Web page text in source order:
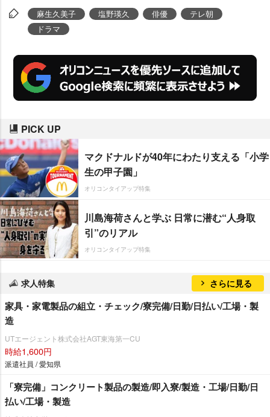
麻生久美子 塩野瑛久 俳優
テレ朝
ドラマ
PICK UP
マクドナルドが40年にわたり支える「小学
生の甲子園」
オリコンタイアップ特集
川島海荷さんと学ぶ 日常に潜む“人身取
引”のリアル
オリコンタイアップ特集
求人特集 さらに見る
家具・家電製品の組立・チェック/寮完備/日勤/日払い/工場・製
造
UTエージェント株式会社AGT東海第一CU
時給1,600円
派遣社員 / 愛知県
「寮完備」コンクリート製品の製造/即入寮/製造・工場/日勤/日
払い/工場・製造